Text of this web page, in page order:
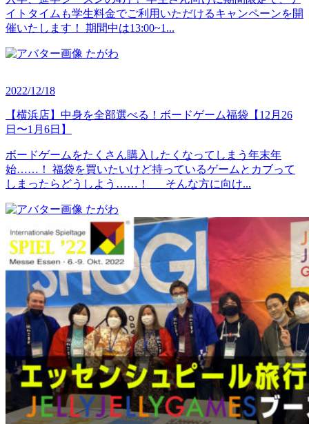
イトタイムも学生料金でご利用いただけるキャンペーンを開
催いたします！ 期間中は13:00~1...
たがわ
2022/12/18
【横浜店】中身を全部選べる！ボードゲーム福袋【12月26
日〜1月6日】
ボードゲームをたくさん購入したくなってしまう年末年
始……！ 福袋を買いたいけど持っているゲームとカブって
しまったらどうしよう……！ そんな方に向け...
たがわ